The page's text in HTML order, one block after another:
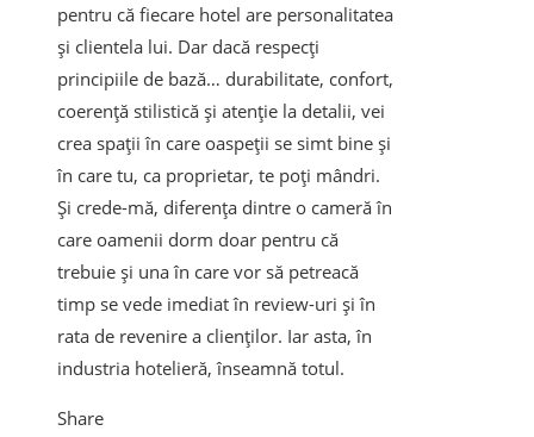
pentru că fiecare hotel are personalitatea
și clientela lui. Dar dacă respecți
principiile de bază… durabilitate, confort,
coerență stilistică și atenție la detalii, vei
crea spații în care oaspeții se simt bine și
în care tu, ca proprietar, te poți mândri.
Și crede-mă, diferența dintre o cameră în
care oamenii dorm doar pentru că
trebuie și una în care vor să petreacă
timp se vede imediat în review-uri și în
rata de revenire a clienților. Iar asta, în
industria hotelieră, înseamnă totul.
Share